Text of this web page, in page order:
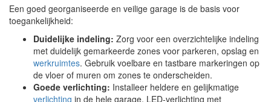
Een goed georganiseerde en veilige garage is de basis voor
toegankelijkheid:
Duidelijke indeling: Zorg voor een overzichtelijke indeling
met duidelijk gemarkeerde zones voor parkeren, opslag en
werkruimtes. Gebruik voelbare en tastbare markeringen op
de vloer of muren om zones te onderscheiden.
Goede verlichting: Installeer heldere en gelijkmatige
verlichting in de hele garage. LED-verlichting met